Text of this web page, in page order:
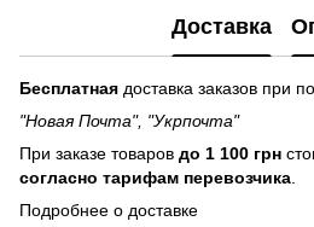
Доставка
Бесплатная доставка заказов при
"Новая Почта", "Укрпочта"
При заказе товаров до 1 100 грн
согласно тарифам перевозчика
Подробнее о доставке